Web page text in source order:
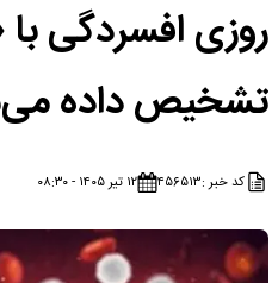
روزی افسردگی
تشخیص داده
کد خبر :۴۵۶۵۱۳ ۱۲ تیر ۱۴۰۵ - ۰۸:۳۰